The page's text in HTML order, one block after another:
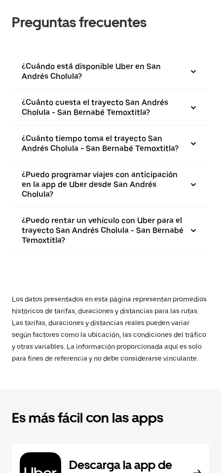
Preguntas frecuentes
¿Cuándo está disponible Uber en San
Andrés Cholula?
¿Cuánto cuesta el trayecto San Andrés
Cholula - San Bernabé Temoxtitla?
¿Cuánto tiempo toma el trayecto San
Andrés Cholula - San Bernabé Temoxtitla?
¿Puedo programar viajes con anticipación
en la app de Uber desde San Andrés
Cholula?
¿Puedo rentar un vehículo con Uber para el
trayecto San Andrés Cholula - San Bernabé
Temoxtitla?
Los datos presentados en esta página representan promedios
históricos de tarifas, duraciones y distancias para las rutas.
Las tarifas, duraciones y distancias reales pueden variar
según factores como la ubicación, las condiciones del tráfico
y otras variables. La información proporcionada aquí es solo
para fines de referencia y no debe considerarse vinculante.
Es más fácil con las apps
Descarga la app de